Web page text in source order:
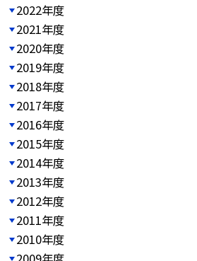
2022年度
2021年度
2020年度
2019年度
2018年度
2017年度
2016年度
2015年度
2014年度
2013年度
2012年度
2011年度
2010年度